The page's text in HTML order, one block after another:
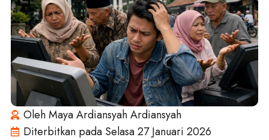
OlehMaya Ardiansyah Ardiansyah
Diterbitkan pada Selasa 27 Januari 2026